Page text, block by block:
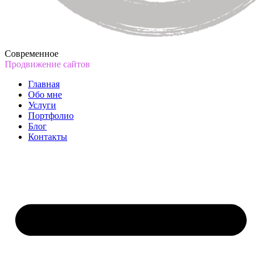
Современное
Продвижение сайтов
Главная
Обо мне
Услуги
Портфолио
Блог
Контакты